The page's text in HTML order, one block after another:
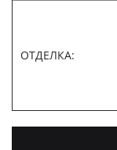
ОТДЕЛКА: